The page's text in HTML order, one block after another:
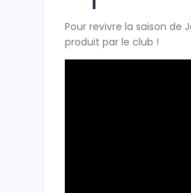
Pour revivre la saison de
produit par le club !